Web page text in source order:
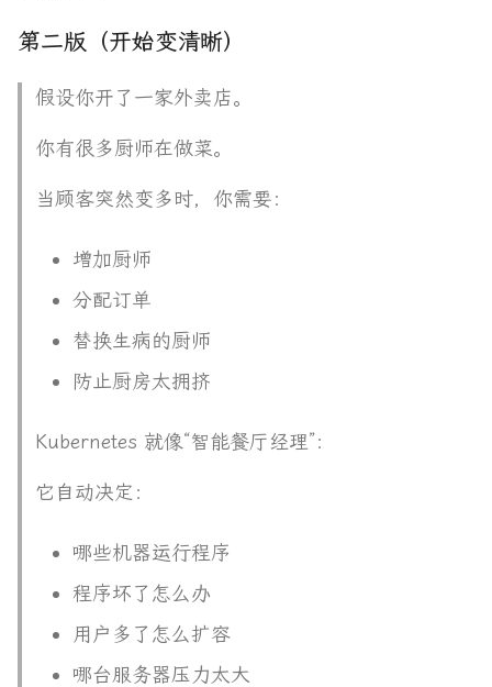
第二版（开始变清晰）
假设你开了一家外卖店。
你有很多厨师在做菜。
当顾客突然变多时，你需要：
增加厨师
分配订单
替换生病的厨师
防止厨房太拥挤
Kubernetes 就像“智能餐厅经理”：
它自动决定：
哪些机器运行程序
程序坏了怎么办
用户多了怎么扩容
哪台服务器压力太大